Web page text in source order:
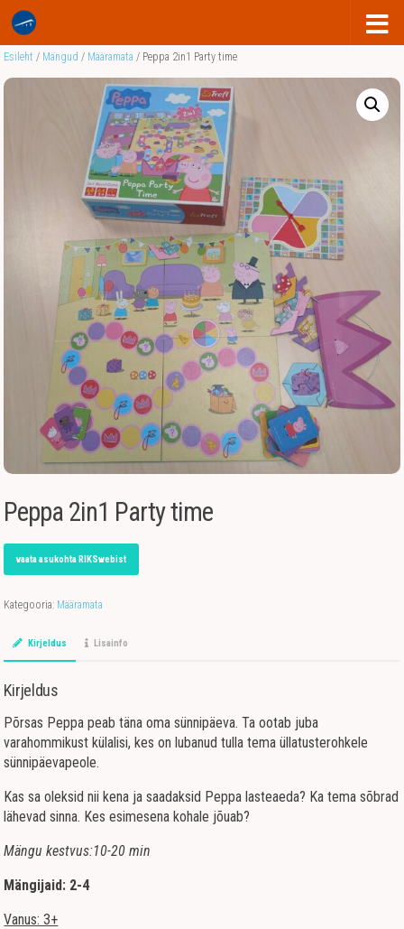
Esileht / Mängud / Määramata / Peppa 2in1 Party time
Peppa 2in1 Party time
vaata asukohta RIKSwebist
Kategooria: Määramata
Kirjeldus Lisainfo
Kirjeldus
Põrsas Peppa peab täna oma sünnipäeva. Ta ootab juba
varahommikust külalisi, kes on lubanud tulla tema üllatusterohkele
sünnipäevapeole.
Kas sa oleksid nii kena ja saadaksid Peppa lasteaeda? Ka tema sõbrad
lähevad sinna. Kes esimesena kohale jõuab?
Mängu kestvus:10-20 min
Mängijaid: 2-4
Vanus: 3+